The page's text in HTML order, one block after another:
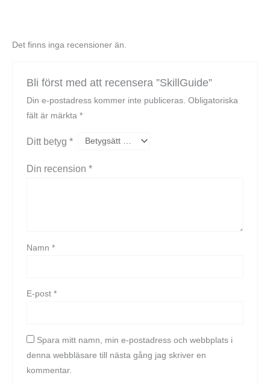
Det finns inga recensioner än.
Bli först med att recensera ”SkillGuide”
Din e-postadress kommer inte publiceras. Obligatoriska
fält är märkta *
Ditt betyg *
Din recension *
Namn *
E-post *
Spara mitt namn, min e-postadress och webbplats i
denna webbläsare till nästa gång jag skriver en
kommentar.